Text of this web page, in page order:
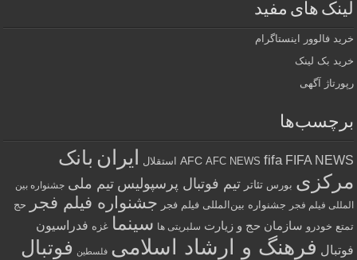
لینک های مفید
خرید فالوور اینستاگرام
خرید بک لینک
رپورتاژ آگهی
برچسب‌ها
AFC AFC NEWS fifa FIFA NEWS استقلال ایران بانک
مرکزی بورس تئاتر تیم فوتبال پرسپولیس تیم ملی جشنواره بین
المللی فیلم فجر جشنواره بین‌المللی فیلم فجر جشنواره فیلم فجر
حج
تمتع خودرو سازمان حج و زیارت سلبریتی ها سینما غزه فدراسیون
فوتبال فرهنگ و ارشاد اسلامی فلسطین فوتبال